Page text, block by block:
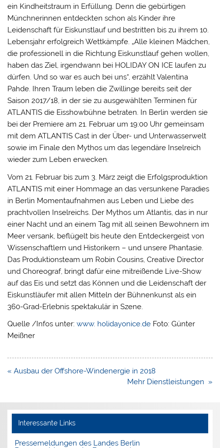
ein Kindheitstraum in Erfüllung. Denn die gebürtigen
Münchnerinnen entdeckten schon als Kinder ihre
Leidenschaft für Eiskunstlauf und bestritten bis zu ihrem 10.
Lebensjahr erfolgreich Wettkämpfe. „Alle kleinen Mädchen,
die professionell in die Richtung Eiskunstlauf gehen wollen,
haben das Ziel, irgendwann bei HOLIDAY ON ICE laufen zu
dürfen. Und so war es auch bei uns“, erzählt Valentina
Pahde. Ihren Traum leben die Zwillinge bereits seit der
Saison 2017/18, in der sie zu ausgewählten Terminen für
ATLANTIS die Eisshowbühne betraten. In Berlin werden sie
bei der Premiere am 21. Februar um 19:00 Uhr gemeinsam
mit dem ATLANTIS Cast in der Über- und Unterwasserwelt
sowie im Finale den Mythos um das legendäre Inselreich
wieder zum Leben erwecken.
Vom 21. Februar bis zum 3. März zeigt die Erfolgsproduktion
ATLANTIS mit einer Hommage an das versunkene Paradies
in Berlin Momentaufnahmen aus Leben und Liebe des
prachtvollen Inselreichs. Der Mythos um Atlantis, das in nur
einer Nacht und an einem Tag mit all seinen Bewohnern im
Meer versank, beflügelt bis heute den Entdeckergeist von
Wissenschaftlern und Historikern – und unsere Phantasie.
Das Produktionsteam um Robin Cousins, Creative Director
und Choreograf, bringt dafür eine mitreißende Live-Show
auf das Eis und setzt das Können und die Leidenschaft der
Eiskunstläufer mit allen Mitteln der Bühnenkunst als ein
360-Grad-Erlebnis spektakulär in Szene.
Quelle /Infos unter:www. holidayonice.de Foto: Günter
Meißner
Beitragsnavigation
« Ausbau der Offshore-Windenergie in 2018
Mehr Dienstleistungen »
Interessante Links
Pressemeldungen des Landes Berlin